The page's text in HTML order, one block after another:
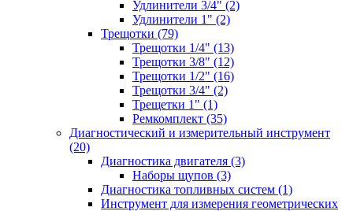
Удлинители 3/4" (2)
Удлинители 1" (2)
Трещотки (79)
Трещотки 1/4" (13)
Трещотки 3/8" (12)
Трещотки 1/2" (16)
Трещотки 3/4" (2)
Трещетки 1" (1)
Ремкомплект (35)
Диагностический и измерительный инструмент
(20)
Диагностика двигателя (3)
Наборы щупов (3)
Диагностика топливных систем (1)
Инструмент для измерения геометрических